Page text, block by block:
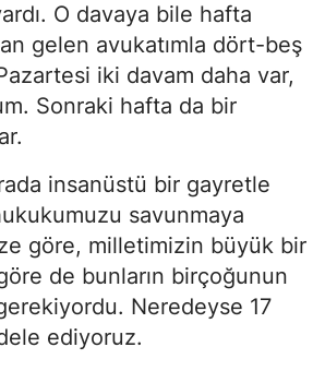
O davaya bile hafta
gelen avukatımla dört-beş
iki davam daha var,
Sonraki hafta da bir
insanüstü bir gayretle
savunmaya
göre, milletimizin büyük bir
de bunların birçoğunun
Neredeyse 17
ediyoruz.